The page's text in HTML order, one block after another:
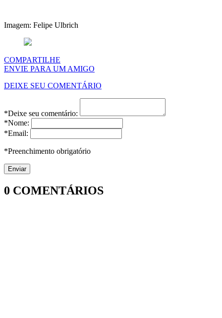
Imagem: Felipe Ulbrich
COMPARTILHE
ENVIE PARA UM AMIGO
DEIXE SEU COMENTÁRIO
*Deixe seu comentário:
*Nome:
*Email:
*Preenchimento obrigatório
0 COMENTÁRIOS